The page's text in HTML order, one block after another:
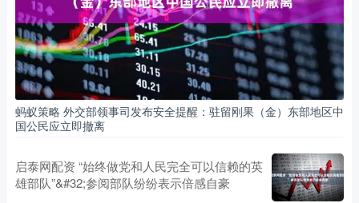
蚂蚁策略 外交部领事司发布安全提醒：驻留刚果（金）东部地区中
国公民应立即撤离
启泰网配资 “始终做党和人民完全可以信赖的英
雄部队”&#32;参阅部队纷纷表示倍感自豪